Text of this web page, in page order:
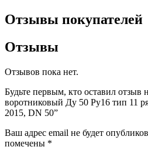
Отзывы покупателей
Отзывы
Отзывов пока нет.
Будьте первым, кто оставил отзыв
воротниковый Ду 50 Ру16 тип 11
2015, DN 50”
Ваш адрес email не будет
помечены *